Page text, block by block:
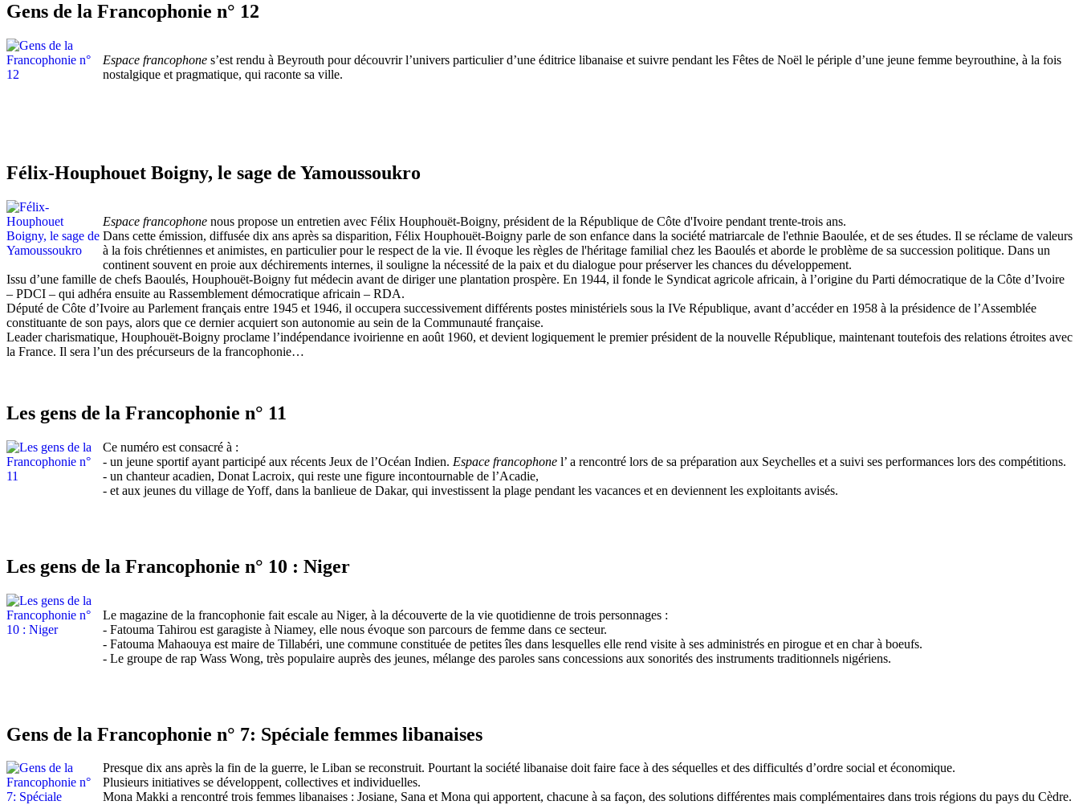
Gens de la Francophonie n° 12
Espace francophone s’est rendu à Beyrouth pour découvrir l’univers particulier d’une éditrice libanaise et suivre pendant les Fêtes de Noël le périple d’une jeune femme beyrouthine, à la fois
nostalgique et pragmatique, qui raconte sa ville.
Félix-Houphouet Boigny, le sage de Yamoussoukro
Espace francophone nous propose un entretien avec Félix Houphouët-Boigny, président de la République de Côte d'Ivoire pendant trente-trois ans.
Dans cette émission, diffusée dix ans après sa disparition, Félix Houphouët-Boigny parle de son enfance dans la société matriarcale de l'ethnie Baoulée, et de ses études. Il se réclame de valeurs
à la fois chrétiennes et animistes, en particulier pour le respect de la vie. Il évoque les règles de l'héritage familial chez les Baoulés et aborde le problème de sa succession politique. Dans un
continent souvent en proie aux déchirements internes, il souligne la nécessité de la paix et du dialogue pour préserver les chances du développement.
Issu d’une famille de chefs Baoulés, Houphouët-Boigny fut médecin avant de diriger une plantation prospère. En 1944, il fonde le Syndicat agricole africain, à l’origine du Parti démocratique de la Côte d’Ivoire
– PDCI – qui adhéra ensuite au Rassemblement démocratique africain – RDA.
Député de Côte d’Ivoire au Parlement français entre 1945 et 1946, il occupera successivement différents postes ministériels sous la IVe République, avant d’accéder en 1958 à la présidence de l’Assemblée
constituante de son pays, alors que ce dernier acquiert son autonomie au sein de la Communauté française.
Leader charismatique, Houphouët-Boigny proclame l’indépendance ivoirienne en août 1960, et devient logiquement le premier président de la nouvelle République, maintenant toutefois des relations étroites avec
la France. Il sera l’un des précurseurs de la francophonie…
Les gens de la Francophonie n° 11
Ce numéro est consacré à :
- un jeune sportif ayant participé aux récents Jeux de l’Océan Indien. Espace francophone l’ a rencontré lors de sa préparation aux Seychelles et a suivi ses performances lors des compétitions.
- un chanteur acadien, Donat Lacroix, qui reste une figure incontournable de l’Acadie,
- et aux jeunes du village de Yoff, dans la banlieue de Dakar, qui investissent la plage pendant les vacances et en deviennent les exploitants avisés.
Les gens de la Francophonie n° 10 : Niger
Le magazine de la francophonie fait escale au Niger, à la découverte de la vie quotidienne de trois personnages :
- Fatouma Tahirou est garagiste à Niamey, elle nous évoque son parcours de femme dans ce secteur.
- Fatouma Mahaouya est maire de Tillabéri, une commune constituée de petites îles dans lesquelles elle rend visite à ses administrés en pirogue et en char à boeufs.
- Le groupe de rap Wass Wong, très populaire auprès des jeunes, mélange des paroles sans concessions aux sonorités des instruments traditionnels nigériens.
Gens de la Francophonie n° 7: Spéciale femmes libanaises
Presque dix ans après la fin de la guerre, le Liban se reconstruit. Pourtant la société libanaise doit faire face à des séquelles et des difficultés d’ordre social et économique.
Plusieurs initiatives se développent, collectives et individuelles.
Mona Makki a rencontré trois femmes libanaises : Josiane, Sana et Mona qui apportent, chacune à sa façon, des solutions différentes mais complémentaires dans trois régions du pays du Cèdre.